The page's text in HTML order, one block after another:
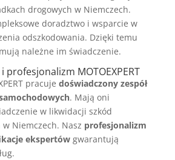
drogowych w Niemczech.
doradztwo i wsparcie w
odszkodowania. Dzięki temu
należne im świadczenie.
profesjonalizm MOTOEXPERT
pracuje doświadczony zespół
. Mają oni
w likwidacji szkód
Niemczech. Nasz profesjonalizm
ekspertówgwarantują